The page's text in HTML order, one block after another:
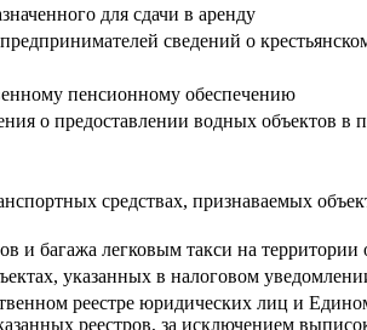
для сдачи в аренду
сведений о
пенсионному обеспечению
о предоставлении водных объектов в
средствах, признаваемых
и багажа легковым такси на
указанных в налоговом
реестре юридических лиц и
реестров, за исключением